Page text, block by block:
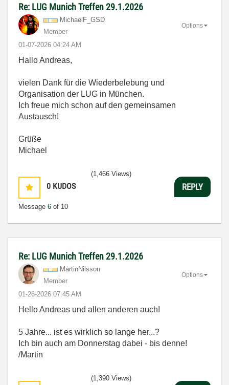
Re: LUG Munich Treffen 29.1.2026
MichaelF_GSD
Member
‎01-07-2026 04:24 AM
Options
Hallo Andreas,
vielen Dank für die Wiederbelebung und
Organisation der LUG in München.
Ich freue mich schon auf den gemeinsamen
Austausch!
Grüße
Michael
0 KUDOS
Message 6 of 10
(1,466 Views)
REPLY
Re: LUG Munich Treffen 29.1.2026
MartinNilsson
Member
‎01-26-2026 07:45 AM
Options
Hello Andreas und allen anderen auch!
5 Jahre... ist es wirklich so lange her...?
Ich bin auch am Donnerstag dabei - bis denne!
/Martin
(1,390 Views)